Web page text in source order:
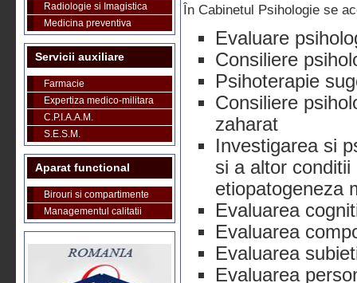
Radiologie si Imagistica
Medicina preventiva
Servicii auxiliare
Farmacie
Expertiza medico-militara
C.P.I.A.A.M.
S.E.S.M.
Aparat functional
Birouri si compartimente
Managementul calitatii
În Cabinetul Psihologie se
Evaluare
Consiliere
Psihoterapie
Consiliere
zaharat
Investigarea si
si a altor
etiopatogeneza
Evaluarea
Evaluarea
Evaluarea
Evaluarea